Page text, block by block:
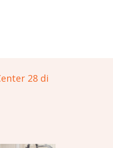
28 di